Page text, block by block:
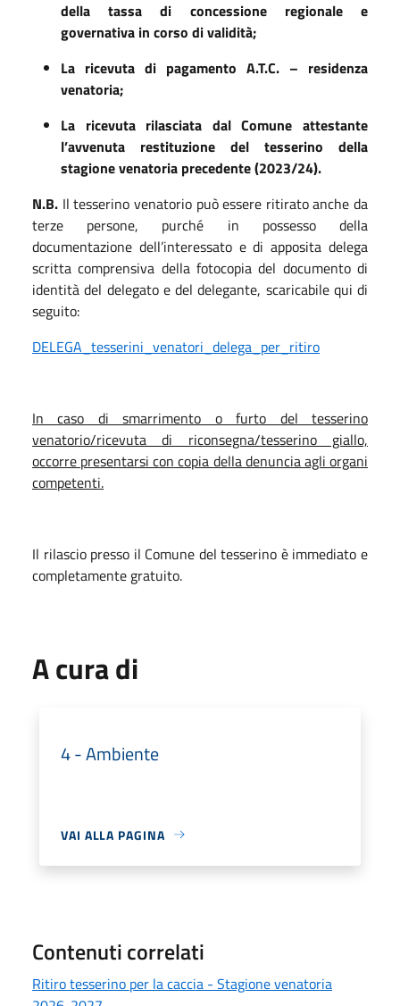
della tassa di concessione regionale e
governativa in corso di validità;
La ricevuta di pagamento A.T.C. – residenza
venatoria;
La ricevuta rilasciata dal Comune attestante
l’avvenuta restituzione del tesserino della
stagione venatoria precedente (2023/24).
N.B. Il tesserino venatorio può essere ritirato anche da
terze persone, purché in possesso della
documentazione dell’interessato e di apposita delega
scritta comprensiva della fotocopia del documento di
identità del delegato e del delegante, scaricabile qui di
seguito:
DELEGA_tesserini_venatori_delega_per_ritiro
In caso di smarrimento o furto del tesserino
venatorio/ricevuta di riconsegna/tesserino giallo,
occorre presentarsi con copia della denuncia agli organi
competenti.
Il rilascio presso il Comune del tesserino è immediato e
completamente gratuito.
A cura di
4 - Ambiente
VAI ALLA PAGINA
Contenuti correlati
Ritiro tesserino per la caccia - Stagione venatoria